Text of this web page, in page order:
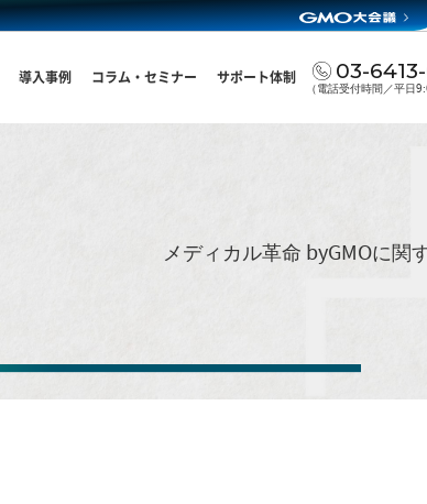
導入事例 コラム・セミナー サポート体制 03-
（電話受付時間／平日
メディカル革命 byGMOに関